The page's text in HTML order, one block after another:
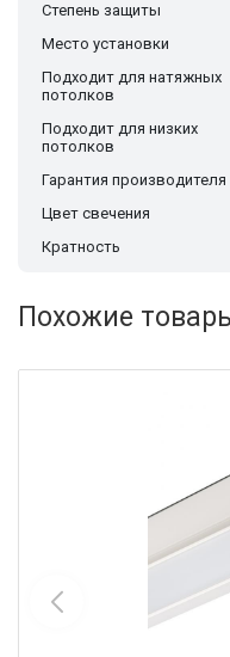
Степень защиты
Место установки
Подходит для натяжных
потолков
Подходит для низких
потолков
Гарантия производителя
Цвет свечения
Кратность
Похожие